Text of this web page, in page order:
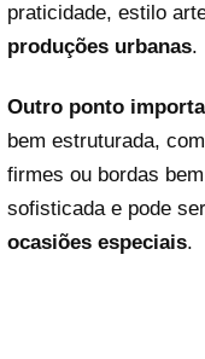
praticidade, estilo
produções urbanas.
Outro ponto
bem estruturada,
firmes ou bordas
sofisticada e pode
ocasiões especiais.